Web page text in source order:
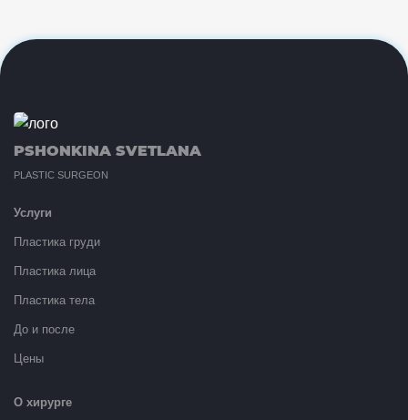
PSHONKINA SVETLANA
PLASTIC SURGEON
Услуги
Пластика груди
Пластика лица
Пластика тела
До и после
Цены
О хирурге